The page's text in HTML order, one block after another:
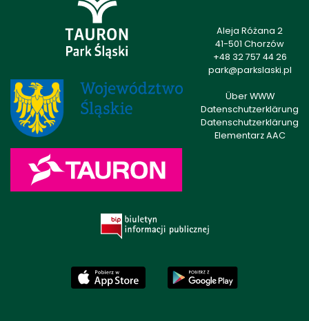
Aleja Różana 2
41-501 Chorzów
+48 32 757 44 26
park@parkslaski.pl
Über WWW
Datenschutzerklärung
Datenschutzerklärung
Elementarz AAC